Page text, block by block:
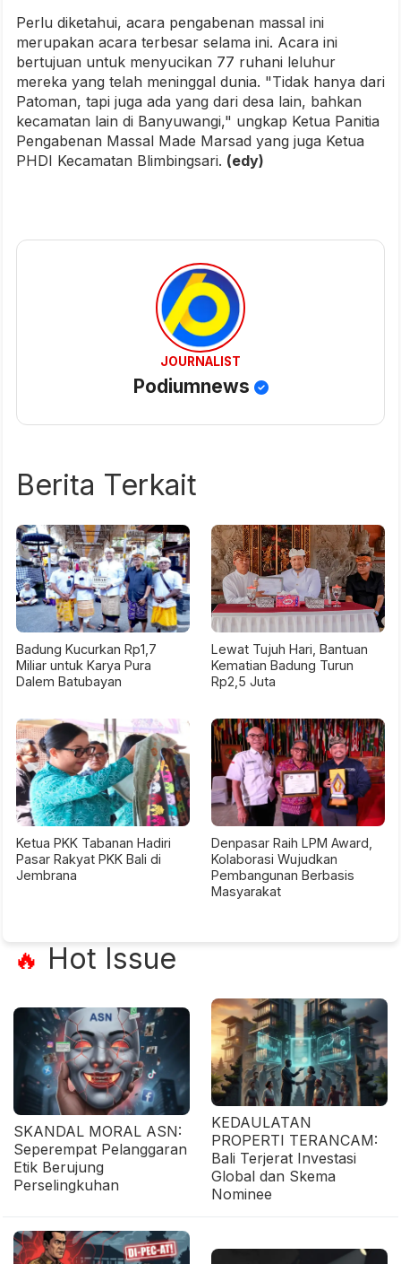
Perlu diketahui, acara pengabenan massal ini
merupakan acara terbesar selama ini. Acara ini
bertujuan untuk menyucikan 77 ruhani leluhur
mereka yang telah meninggal dunia. "Tidak hanya dari
Patoman, tapi juga ada yang dari desa lain, bahkan
kecamatan lain di Banyuwangi," ungkap Ketua Panitia
Pengabenan Massal Made Marsad yang juga Ketua
PHDI Kecamatan Blimbingsari. (edy)
JOURNALIST
Podiumnews
Berita Terkait
Badung Kucurkan Rp1,7
Miliar untuk Karya Pura
Dalem Batubayan
Lewat Tujuh Hari, Bantuan
Kematian Badung Turun
Rp2,5 Juta
Ketua PKK Tabanan Hadiri
Pasar Rakyat PKK Bali di
Jembrana
Denpasar Raih LPM Award,
Kolaborasi Wujudkan
Pembangunan Berbasis
Masyarakat
🔥 Hot Issue
SKANDAL MORAL ASN:
Seperempat Pelanggaran
Etik Berujung
Perselingkuhan
KEDAULATAN
PROPERTI TERANCAM:
Bali Terjerat Investasi
Global dan Skema
Nominee